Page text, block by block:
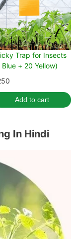
Trap for Insects
Blue + 20 Yellow)
Add to cart
In Hindi